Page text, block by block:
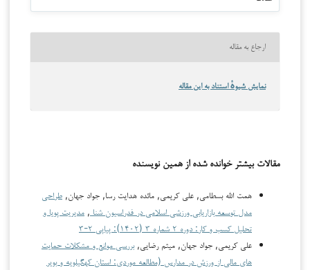
ارجاع به مقاله
نمایش شیوهٔ استناد به این مقاله
مقالات بیشتر خوانده شده از همین نویسنده
همت الله بسطامی, علی کریمی, مائده هدایت رسا, جواد جهان, طراحی
مدل توسعه بازاریابی ورزشی اسلامی در فدراسیون شنا , مدیریت پویا و
تحلیل کسب و کار: دوره ۲ شماره ۳ (۱۴۰۲): پیاپی ۲-۳
علی کریمی, جواد جهان, میثم رضایی,بررسی موانع و مشکلات حمایت
های مالی از ورزش در مدارس (مطالعه موردی: استان کهگیلویه و بویر